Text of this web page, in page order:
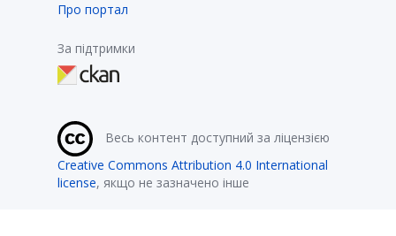
Про портал
За підтримки
Весь контент доступний за ліцензією
Creative Commons Attribution 4.0 International
license, якщо не зазначено інше